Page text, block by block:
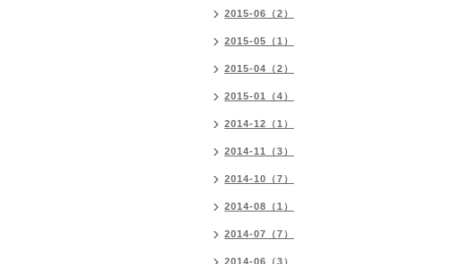
2015-06（2）
2015-05（1）
2015-04（2）
2015-01（4）
2014-12（1）
2014-11（3）
2014-10（7）
2014-08（1）
2014-07（7）
2014-06（3）